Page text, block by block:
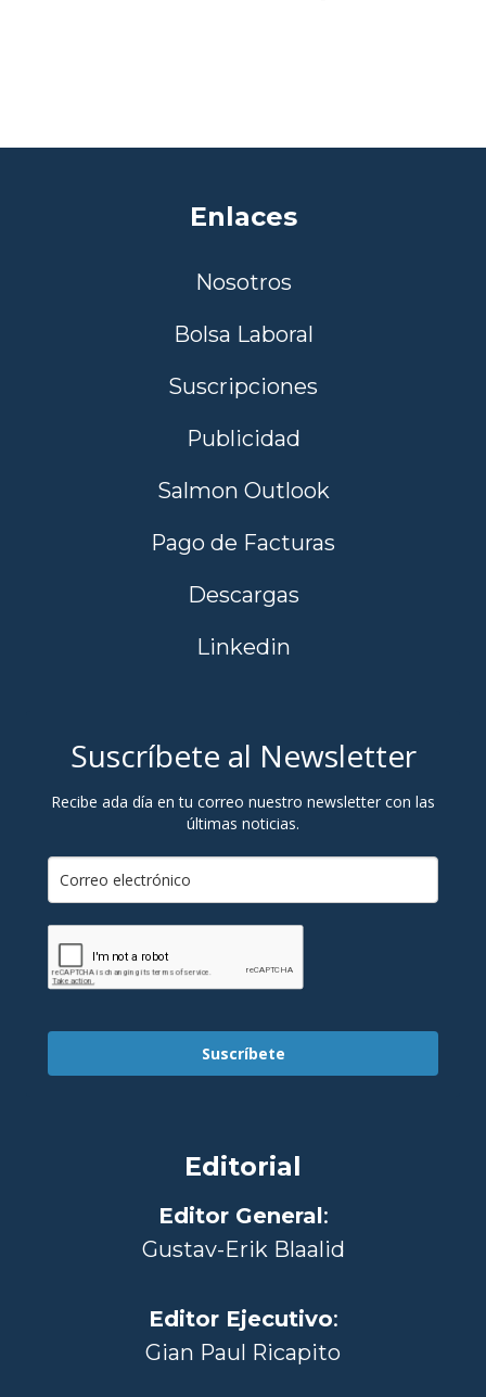
Enlaces
Nosotros
Bolsa Laboral
Suscripciones
Publicidad
Salmon Outlook
Pago de Facturas
Descargas
Linkedin
Suscríbete al Newsletter
Recibe ada día en tu correo nuestro newsletter con las
últimas noticias.
Suscríbete
Editorial
Editor General:
Gustav-Erik Blaalid
Editor Ejecutivo:
Gian Paul Ricapito